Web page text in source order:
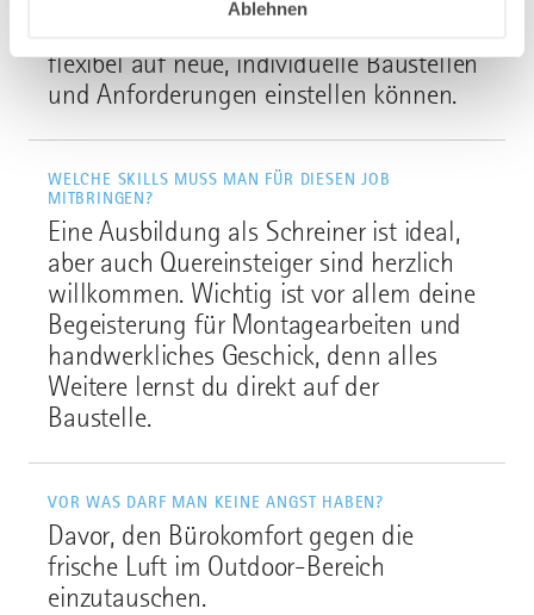
Ablehnen
flexibel auf neue, individuelle Baustellen
und Anforderungen einstellen können.
WELCHE SKILLS MUSS MAN FÜR DIESEN JOB
MITBRINGEN?
Eine Ausbildung als Schreiner ist ideal,
aber auch Quereinsteiger sind herzlich
willkommen. Wichtig ist vor allem deine
Begeisterung für Montagearbeiten und
handwerkliches Geschick, denn alles
Weitere lernst du direkt auf der
Baustelle.
VOR WAS DARF MAN KEINE ANGST HABEN?
Davor, den Bürokomfort gegen die
frische Luft im Outdoor-Bereich
einzutauschen.